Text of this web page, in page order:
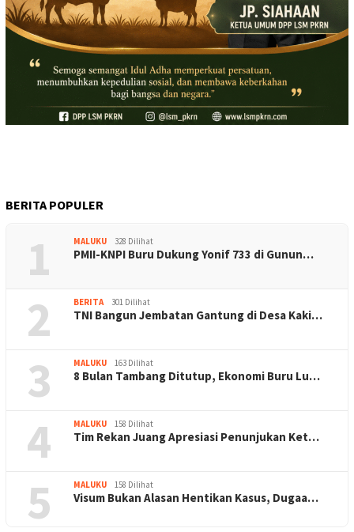
BERITA POPULER
1 MALUKU 328 Dilihat
PMII-KNPI Buru Dukung Yonif 733 di Gunun…
2 BERITA 301 Dilihat
TNI Bangun Jembatan Gantung di Desa Kaki…
3 MALUKU 163 Dilihat
8 Bulan Tambang Ditutup, Ekonomi Buru Lu…
4 MALUKU 158 Dilihat
Tim Rekan Juang Apresiasi Penunjukan Ket…
5 MALUKU 158 Dilihat
Visum Bukan Alasan Hentikan Kasus, Dugaa…